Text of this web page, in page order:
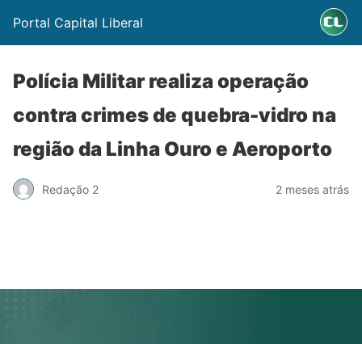
Portal Capital Liberal
Polícia Militar realiza operação
contra crimes de quebra-vidro na
região da Linha Ouro e Aeroporto
Redação 2 2 meses atrás